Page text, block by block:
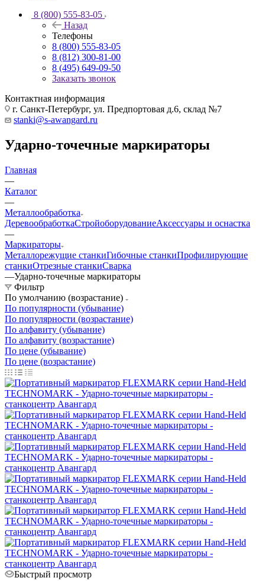
8 (800) 555-83-05
Назад
Телефоны
8 (800) 555-83-05
8 (812) 300-81-00
8 (495) 649-09-50
Заказать звонок
Контактная информация
г. Санкт-Петербург, ул. Предпортовая д.6, склад №7
stanki@s-awangard.ru
Ударно-точечные маркираторы
Главная
—
Каталог
—
Металлообработка
ДеревообработкаСтройоборудованиеАксeccyapы и оснастка
—
Маркираторы
Металлорежущие станкиГибочные станкиПрофилирующие
станкиОтрезные станкиСварка
—Ударно-точечные маркираторы
Фильтр
По умолчанию (возрастание)
По популярности (убывание)
По популярности (возрастание)
По алфавиту (убывание)
По алфавиту (возрастание)
По цене (убывание)
По цене (возрастание)
Быстрый просмотр